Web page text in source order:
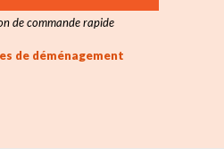
de commande rapide
de déménagement